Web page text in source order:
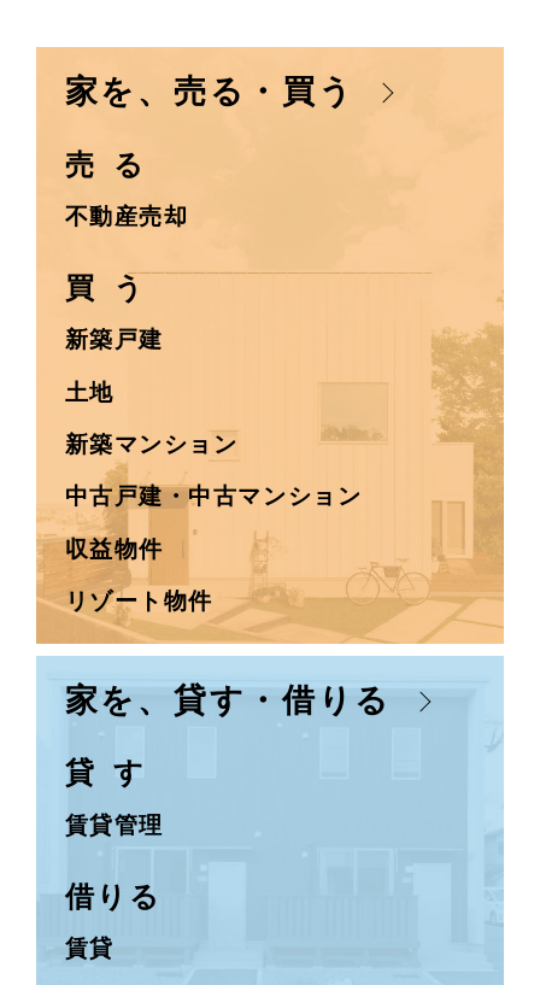
家を、売る・買う
売 る
不動産売却
買 う
新築戸建
土地
新築マンション
中古戸建・中古マンション
収益物件
リゾート物件
家を、貸す・借りる
貸 す
賃貸管理
借りる
賃貸